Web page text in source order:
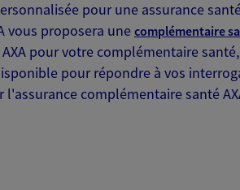
d'assurance exclusif AXA Prévoyance &
93600 Aulnay Sous Bois
pour une assurance
vous proposera une complémentaire
pour votre complémentaire
pour répondre à vos
l'assurance complémentaire santé